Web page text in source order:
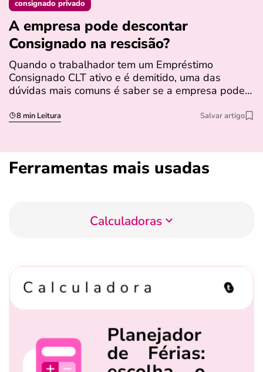
consignado privado
A empresa pode descontar
Consignado na rescisão​?
Quando o trabalhador tem um Empréstimo
Consignado CLT ativo e é demitido, uma das
dúvidas mais comuns é saber se a empresa pode…
8 min Leitura Salvar artigo
Ferramentas mais usadas
Calculadoras